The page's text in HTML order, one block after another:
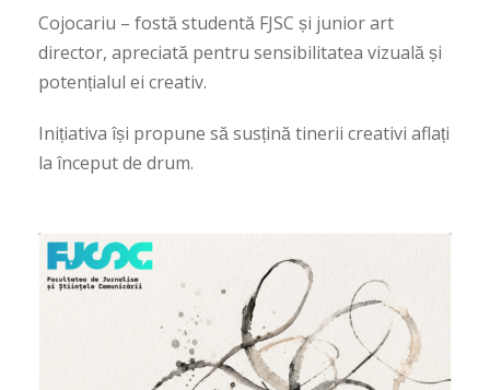
Cojocariu – fostă studentă FJSC și junior art
director, apreciată pentru sensibilitatea vizuală și
potențialul ei creativ.
Inițiativa își propune să susțină tinerii creativi aflați
la început de drum.